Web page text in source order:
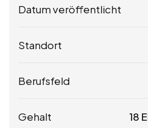
Datum veröffentlicht
Standort
Berufsfeld
Gehalt 18